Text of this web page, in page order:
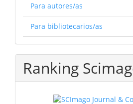
Para autores/as
Para bibliotecarios/as
Ranking